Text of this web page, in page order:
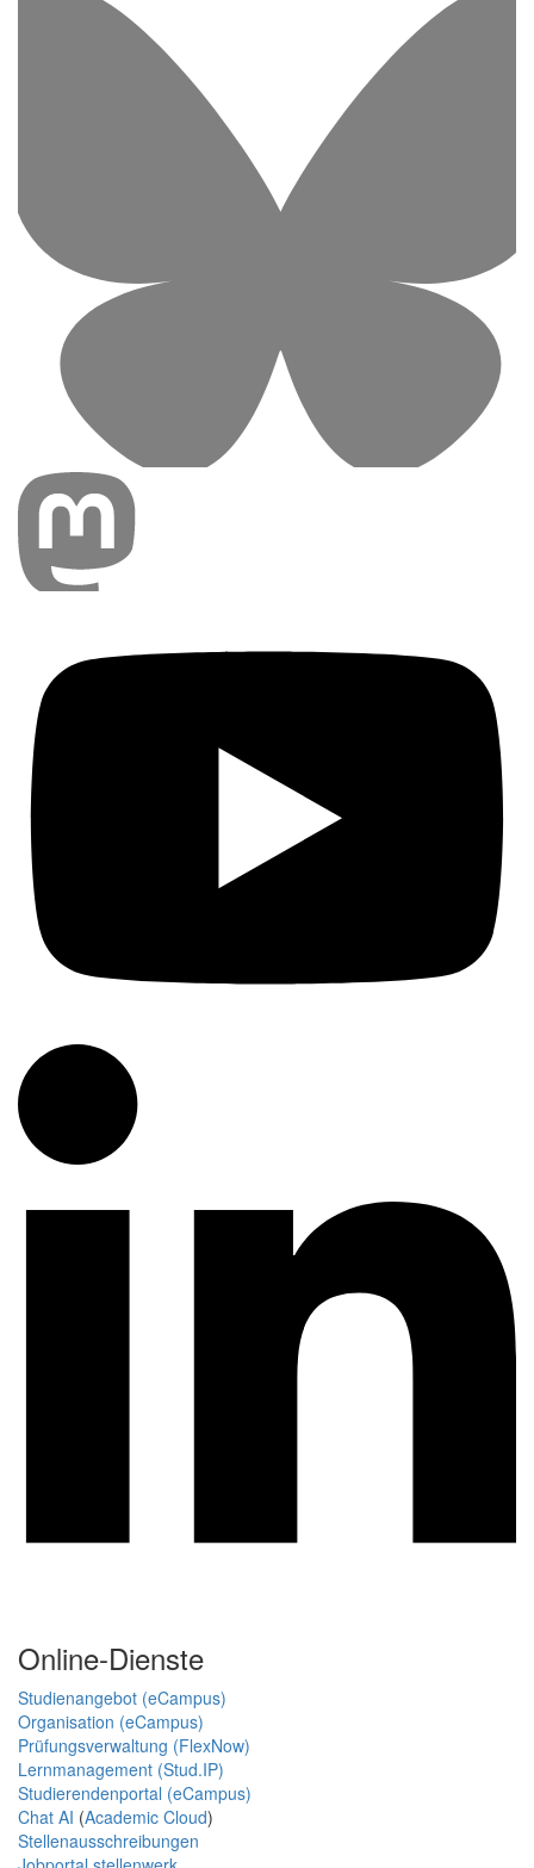
Online-Dienste
Studienangebot (eCampus)
Organisation (eCampus)
Prüfungsverwaltung (FlexNow)
Lernmanagement (Stud.IP)
Studierendenportal (eCampus)
Chat AI (Academic Cloud)
Stellenausschreibungen